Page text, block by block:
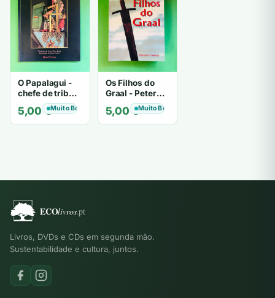
O Papalagui -
chefe de tribo
de tiavéa
5,00€Muito Bom
Os Filhos do
Graal - Peter
Berling
5,00€Muito Bom
Livros, DVDs e CDs em segunda mão.
Sustentabilidade e cultura, juntos.